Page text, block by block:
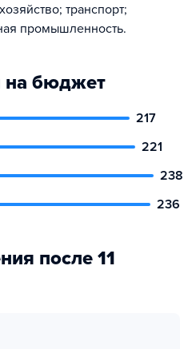
транспорт;
промышленность.
на бюджет
217
221
238
236
после 11